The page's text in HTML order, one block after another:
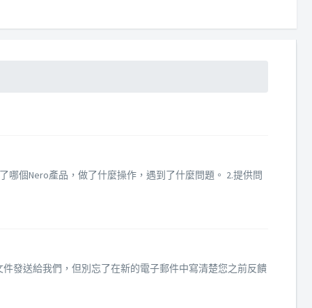
個Nero產品，做了什麼操作，遇到了什麼問題。 2.提供問
發送給我們，但別忘了在新的電子郵件中寫清楚您之前反饋